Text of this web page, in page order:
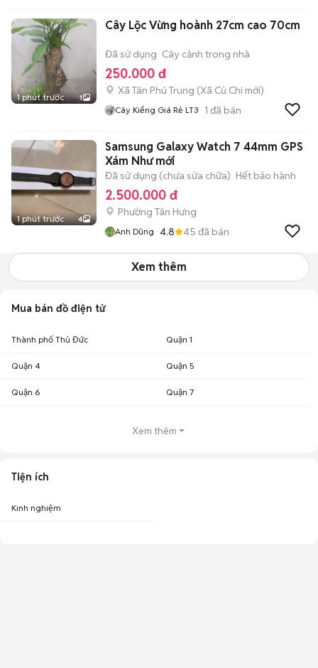
1 phút trước 1
Cây Lộc Vừng hoành 27cm cao 70cm
Đã sử dụng Cây cảnh trong nhà
250.000 đ
Xã Tân Phú Trung (Xã Củ Chi mới)
Cây Kiểng Giá Rẻ LT3 1 đã bán
1 phút trước 4
Samsung Galaxy Watch 7 44mm GPS
Xám Như mới
Đã sử dụng (chưa sửa chữa) Hết bảo hành
2.500.000 đ
Phường Tân Hưng
Anh Dũng 4.8 45 đã bán
Xem thêm
Mua bán đồ điện tử
Thành phố Thủ Đức Quận 1
Quận 4 Quận 5
Quận 6 Quận 7
Xem thêm
Tiện ích
Kinh nghiệm